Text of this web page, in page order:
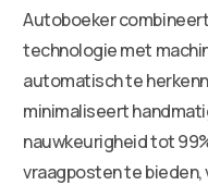
Autoboeker
technologie met
automatisch te
minimaliseert
nauwkeurigheid tot
vraagposten te bieden,